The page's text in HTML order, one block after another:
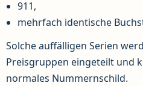
911,
mehrfach identische
Solche auffälligen Serien
Preisgruppen eingeteilt und
normales Nummernschild.